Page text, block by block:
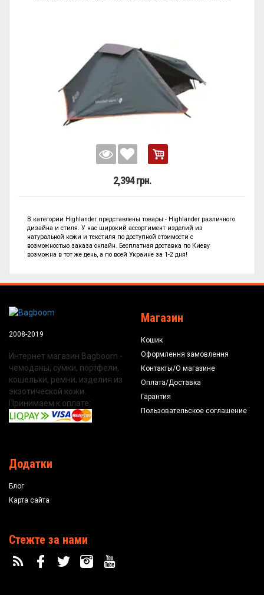
2,394 грн.
В категории Highlander представлены товары - Highlander различного
дизайна и стиля. У нас широкий ассортимент изделий из
натуральной кожи и текстиля по доступной стоимости с
возможностью заказа онлайн. Бесплатная доставка по Киеву
возможна в тот же день, а по всей Украине за 1-2 дня!
2008-2019
Интернет магазин Bagboom -
чемоданы, сумки, портфели,
кошельки, ремни, изделия из
экзотической кожи.
Принимаем к оплате:
Магазин
Кошик
Оформлення замовлення
Контакты/О магазине
Оплата/Доставка
Гарантия
Пользовательское соглашение
Додатки
Блог
Карта сайта
Стежте за нами